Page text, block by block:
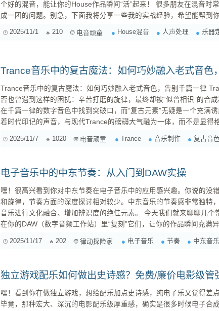
个好的混音，能让你的House作品瞬间“活”起来！ 很多朋友在混音时常常遇到人声听不清、乐器混
成一团的问题。别急，下面我将分享一些我的实战经验，希望能帮到你。 一、 House人声
2025/11/1 210 电音顽童 House混音 人声处理 乐器
Trance音乐中的复古魔法：如何巧妙融入老式音色
Trance音乐中的复古魔法：如何巧妙融入老式音色，告别千篇一律 Trance制作的同行们，你们是
否也曾遇到这样的困扰：辛苦打磨的旋律，最终却被“似曾相识”的合
在千篇一律的数字音色中找到突破口，而“复古元素”无疑是一个充满
着时代印记的声音，与现代Trance的磅礴大气融为一体，而不是显得
不仅仅是怀旧。它们带来的是： 独特的纹理和颗...
2025/11/7 1020 电音顽童 Trance 音乐制作 复古音色
电子音乐中的中东节奏：从入门到DAW实操
嘿！很高兴看到你对中东节奏在电子音乐中的应用感兴趣。你说的没
和旋律，节奏方面的深度探讨相对较少。中东音乐的节奏感非常独特
音乐进行文化融合、增加辨识度的绝佳元素。 今天我们就来聊聊几个常用的中东节奏型，以及如何
在你的DAW（数字音频工作站）里“复刻”它们，让你的作品瞬间充满异域风情！ 1.
2025/11/17 202 律动探险家 电子音乐 节奏 中东音乐
独立游戏配乐如何做出史诗感？免费/廉价电影级管
嘿！看到你在做独立游戏，想给配乐加点史诗感，纯电子乐又觉得差
毕竟，那种宏大、深沉的电影配乐级厚重感，确实是很多时候电子合